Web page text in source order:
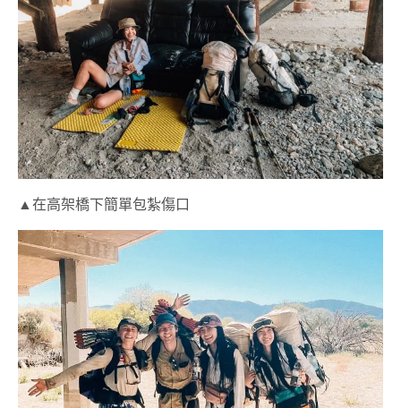
▲在高架橋下簡單包紮傷口